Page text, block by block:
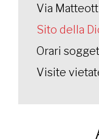
Via
Sito della
Orari
Visite